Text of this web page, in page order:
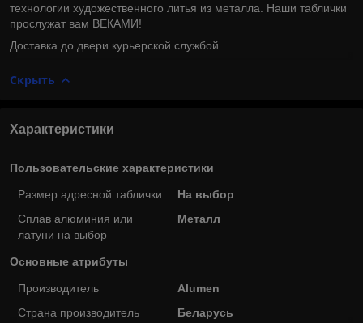
технологии художественного литья из металла. Наши таблички
прослужат вам ВЕКАМИ!
Доставка до двери курьерской службой
Скрыть
Характеристики
Пользовательские характеристики
Размер адресной таблички
На выбор
Сплав алюминия или
латуни на выбор
Металл
Основные атрибуты
Производитель
Alumen
Страна производитель
Беларусь